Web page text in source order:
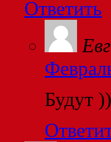
Ответить
Будут ))